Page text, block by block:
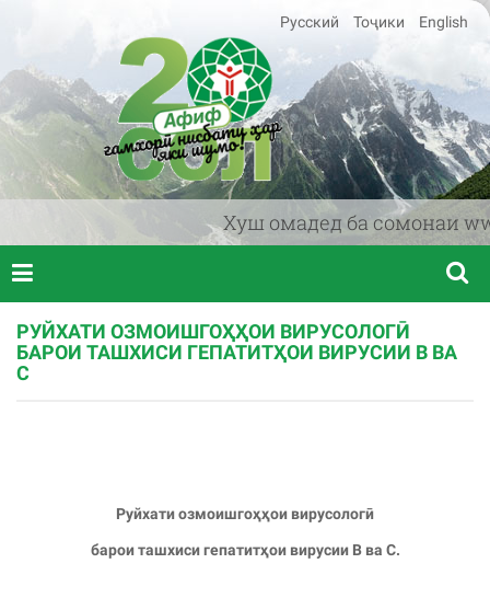
Хуш омадед ба сомонаи
Русский Тоҷики English
РУЙХАТИ ОЗМОИШГОҲҲОИ ВИРУСОЛОГӢ
БАРОИ ТАШХИСИ ГЕПАТИТҲОИ ВИРУСИИ В ВА
С
Руйхати озмоишгоҳҳои вирусологӣ
барои ташхиси гепатитҳои вирусии В ва С.